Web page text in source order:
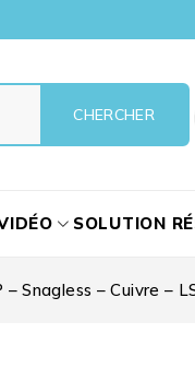
SOLUTION
– Snagless – Cuivre –